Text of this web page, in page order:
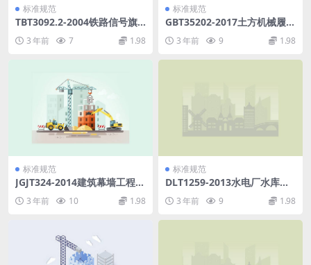
标准规范
TBT3092.2-2004铁路信号旗
3 年前 7 1.98
标准规范
GBT35202-2017土方机械履带
3 年前 9 1.98
标准规范
JGJT324-2014建筑幕墙工程检
3 年前 10 1.98
标准规范
DLT1259-2013水电厂水库运
3 年前 9 1.98